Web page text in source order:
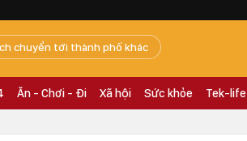
chuyển tới thành phố khác
Ăn - Chơi - Đi Xã hội Sức khỏe Tek-life